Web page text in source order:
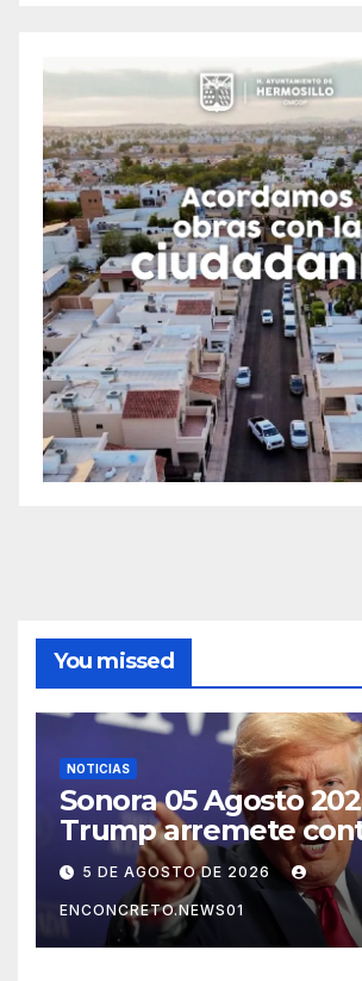
You missed
NOTICIAS
Sonora 05 Agosto
Trump arremete
México, Canadá y otras
potencias por
abusos comerciales
5 DE AGOSTO DE 2026
ENCONCRETO.NEWS01